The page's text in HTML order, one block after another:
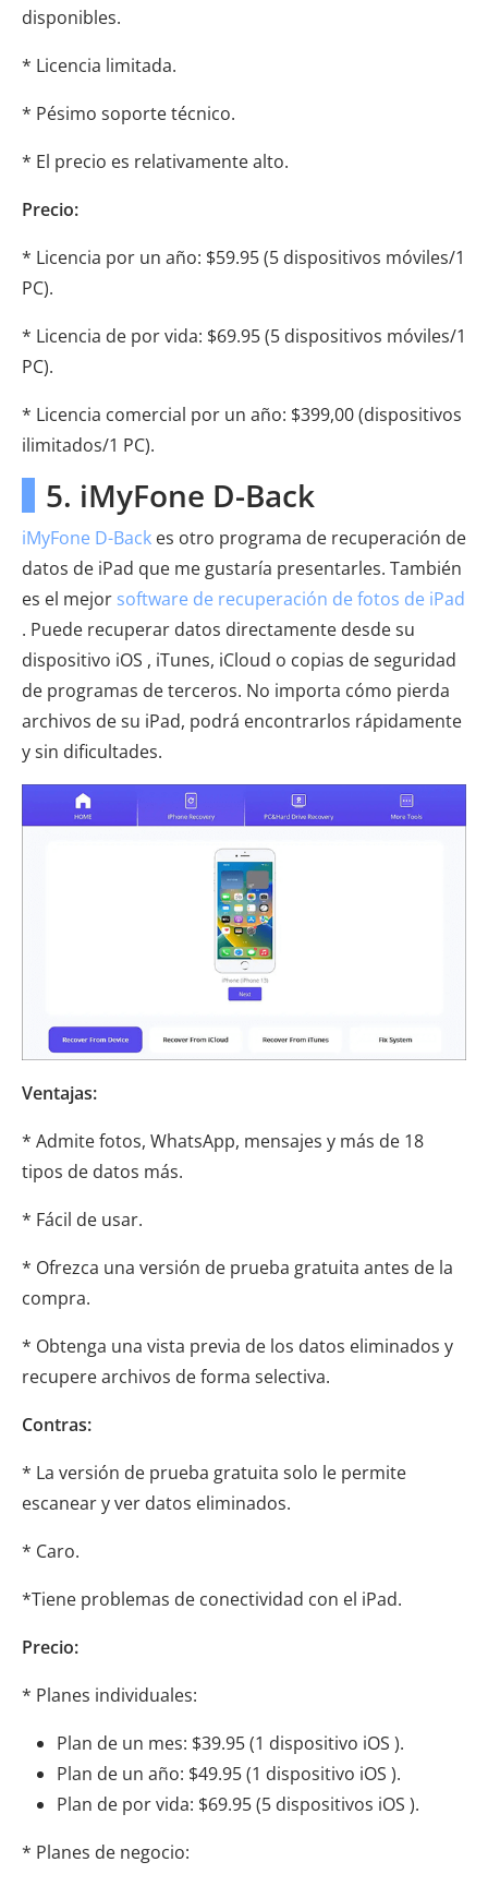
disponibles.
* Licencia limitada.
* Pésimo soporte técnico.
* El precio es relativamente alto.
Precio:
* Licencia por un año: $59.95 (5 dispositivos móviles/1
PC).
* Licencia de por vida: $69.95 (5 dispositivos móviles/1
PC).
* Licencia comercial por un año: $399,00 (dispositivos
ilimitados/1 PC).
5. iMyFone D-Back
iMyFone D-Back es otro programa de recuperación de
datos de iPad que me gustaría presentarles. También
es el mejor software de recuperación de fotos de iPad
. Puede recuperar datos directamente desde su
dispositivo iOS , iTunes, iCloud o copias de seguridad
de programas de terceros. No importa cómo pierda
archivos de su iPad, podrá encontrarlos rápidamente
y sin dificultades.
Ventajas:
* Admite fotos, WhatsApp, mensajes y más de 18
tipos de datos más.
* Fácil de usar.
* Ofrezca una versión de prueba gratuita antes de la
compra.
* Obtenga una vista previa de los datos eliminados y
recupere archivos de forma selectiva.
Contras:
* La versión de prueba gratuita solo le permite
escanear y ver datos eliminados.
* Caro.
*Tiene problemas de conectividad con el iPad.
Precio:
* Planes individuales:
Plan de un mes: $39.95 (1 dispositivo iOS ).
Plan de un año: $49.95 (1 dispositivo iOS ).
Plan de por vida: $69.95 (5 dispositivos iOS ).
* Planes de negocio: